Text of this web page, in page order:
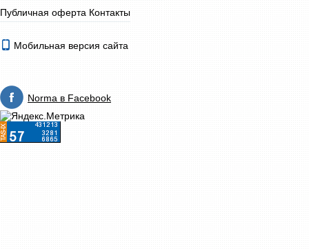
Публичная оферта Контакты
Мобильная версия сайта
Norma в Facebook